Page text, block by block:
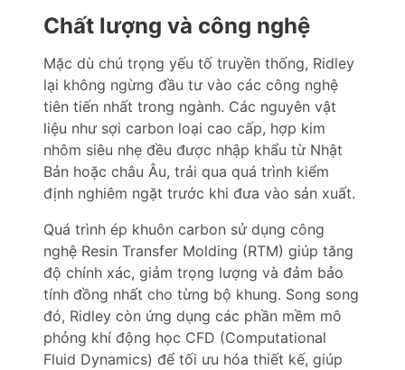
Chất lượng và công nghệ
Mặc dù chú trọng yếu tố truyền thống, Ridley
lại không ngừng đầu tư vào các công nghệ
tiên tiến nhất trong ngành. Các nguyên vật
liệu như sợi carbon loại cao cấp, hợp kim
nhôm siêu nhẹ đều được nhập khẩu từ Nhật
Bản hoặc châu Âu, trải qua quá trình kiểm
định nghiêm ngặt trước khi đưa vào sản xuất.
Quá trình ép khuôn carbon sử dụng công
nghệ Resin Transfer Molding (RTM) giúp tăng
độ chính xác, giảm trọng lượng và đảm bảo
tính đồng nhất cho từng bộ khung. Song song
đó, Ridley còn ứng dụng các phần mềm mô
phỏng khí động học CFD (Computational
Fluid Dynamics) để tối ưu hóa thiết kế, giúp